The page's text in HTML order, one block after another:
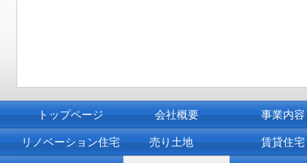
トップページ 会社概要 事業内容
リノベーション住宅 売り土地 賃貸住宅